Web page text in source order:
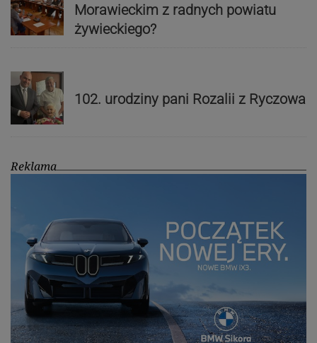
Morawieckim z radnych powiatu
żywieckiego?
102. urodziny pani Rozalii z Ryczowa
Reklama